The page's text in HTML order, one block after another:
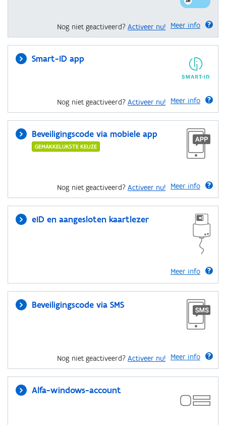
Meer info
Nog niet geactiveerd? Activeer nu!
Smart-ID app
Meer info
Nog niet geactiveerd? Activeer nu!
Beveiligingscode via mobiele app
GEMAKKELIJKSTE KEUZE
Meer info
Nog niet geactiveerd? Activeer nu!
eID en aangesloten kaartlezer
Meer info
Beveiligingscode via SMS
Meer info
Nog niet geactiveerd? Activeer nu!
Alfa-windows-account